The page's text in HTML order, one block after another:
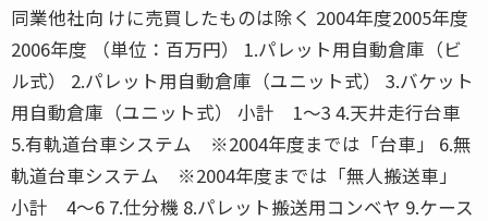
同業他社向 けに売買したものは除く 2004年度2005年度
2006年度 （単位：百万円） 1.パレット用自動倉庫（ビ
ル式） 2.パレット用自動倉庫（ユニット式） 3.バケット
用自動倉庫（ユニット式） 小計 1〜3 4.天井走行台車
5.有軌道台車システム ※2004年度までは「台車」 6.無
軌道台車システム ※2004年度までは「無人搬送車」
小計 4〜6 7.仕分機 8.パレット搬送用コンベヤ 9.ケース